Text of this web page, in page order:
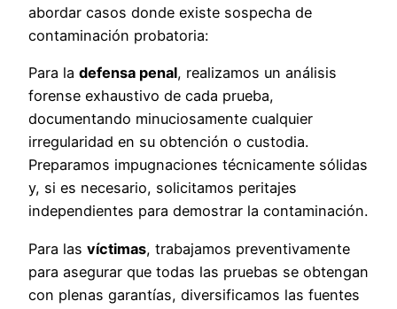
abordar casos donde existe sospecha de
contaminación probatoria:
Para la defensa penal, realizamos un análisis
forense exhaustivo de cada prueba,
documentando minuciosamente cualquier
irregularidad en su obtención o custodia.
Preparamos impugnaciones técnicamente sólidas
y, si es necesario, solicitamos peritajes
independientes para demostrar la contaminación.
Para las víctimas, trabajamos preventivamente
para asegurar que todas las pruebas se obtengan
con plenas garantías, diversificamos las fuentes